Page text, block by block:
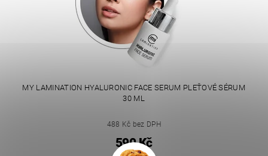
MY LAMINATION HYALURONIC FACE SERUM PLEŤOVÉ SÉRUM
30 ML
488 Kč bez DPH
590 Kč